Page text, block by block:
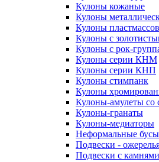
Кулоны кожаные
Кулоны
Кулоны
Кулоны с
Кулоны с рок-
Кулоны серии КНМ
Кулоны серии КНП
Кулоны стимпанк
Кулоны
Кулоны-амулеты со
Кулоны-гранаты
Кулоны-медиаторы
Неформальные бусы
Подвески -
Подвески с камнями